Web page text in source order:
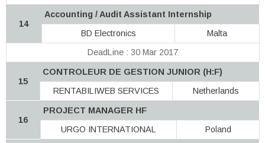
14
Accounting / Audit Assistant Internship
BD Electronics
Malta
DeadLine : 30 Mar 2017
15
CONTROLEUR DE GESTION JUNIOR (H:F)
RENTABILIWEB SERVICES
Netherlands
16
PROJECT MANAGER HF
URGO INTERNATIONAL
Poland